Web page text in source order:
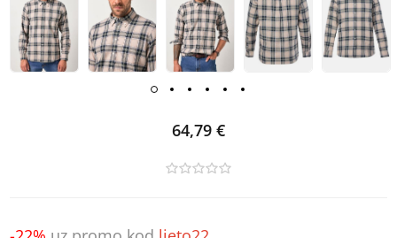
64,79 €